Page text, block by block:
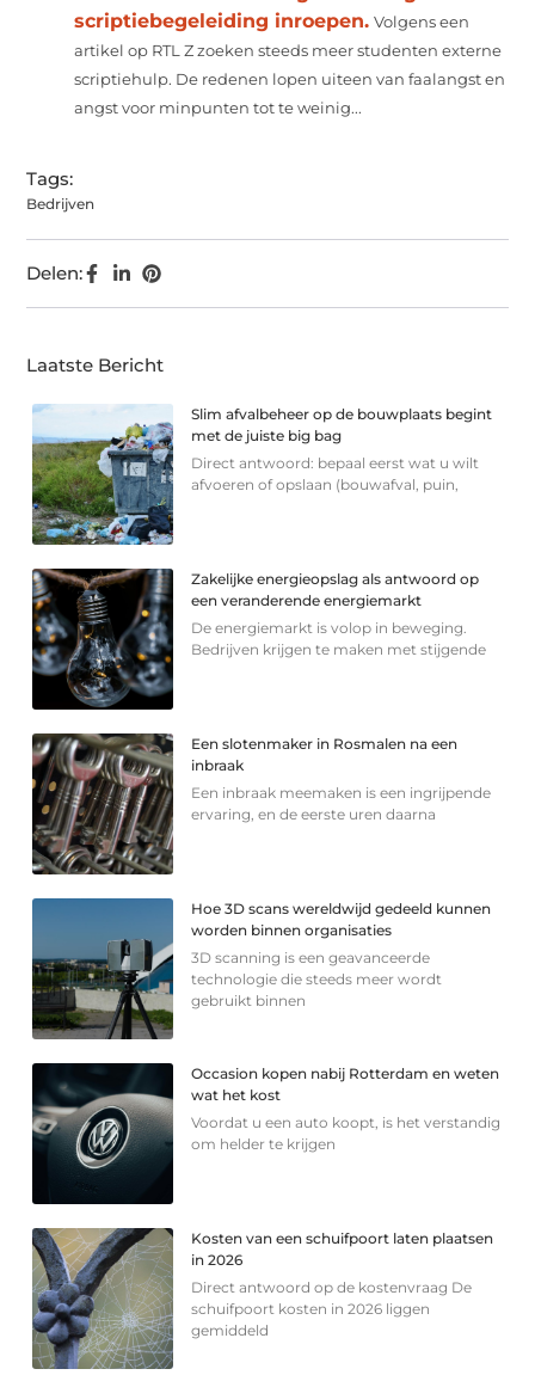
scriptiebegeleiding inroepen. Volgens een
artikel op RTL Z zoeken steeds meer studenten externe
scriptiehulp. De redenen lopen uiteen van faalangst en
angst voor minpunten tot te weinig...
Tags:
Bedrijven
Delen:
Laatste Bericht
Slim afvalbeheer op de bouwplaats begint
met de juiste big bag
Direct antwoord: bepaal eerst wat u wilt
afvoeren of opslaan (bouwafval, puin,
Zakelijke energieopslag als antwoord op
een veranderende energiemarkt
De energiemarkt is volop in beweging.
Bedrijven krijgen te maken met stijgende
Een slotenmaker in Rosmalen na een
inbraak
Een inbraak meemaken is een ingrijpende
ervaring, en de eerste uren daarna
Hoe 3D scans wereldwijd gedeeld kunnen
worden binnen organisaties
3D scanning is een geavanceerde
technologie die steeds meer wordt
gebruikt binnen
Occasion kopen nabij Rotterdam en weten
wat het kost
Voordat u een auto koopt, is het verstandig
om helder te krijgen
Kosten van een schuifpoort laten plaatsen
in 2026
Direct antwoord op de kostenvraag De
schuifpoort kosten in 2026 liggen
gemiddeld